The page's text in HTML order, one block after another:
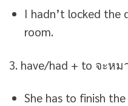
I hadn’t locked
room.
3. have/had + to จะห
She has to finish